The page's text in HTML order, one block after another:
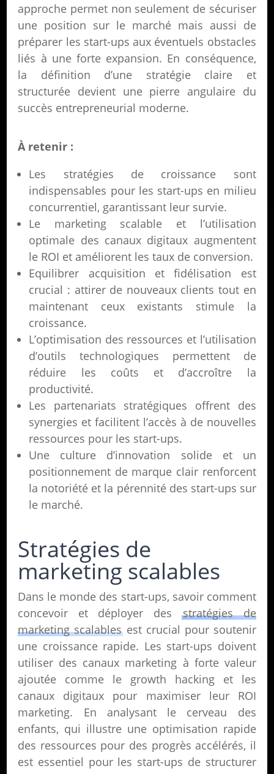
approche permet non seulement de sécuriser
une position sur le marché mais aussi de
préparer les start-ups aux éventuels obstacles
liés à une forte expansion. En conséquence,
la définition d’une stratégie claire et
structurée devient une pierre angulaire du
succès entrepreneurial moderne.
À retenir :
Les stratégies de croissance sont
indispensables pour les start-ups en milieu
concurrentiel, garantissant leur survie.
Le marketing scalable et l’utilisation
optimale des canaux digitaux augmentent
le ROI et améliorent les taux de conversion.
Equilibrer acquisition et fidélisation est
crucial : attirer de nouveaux clients tout en
maintenant ceux existants stimule la
croissance.
L’optimisation des ressources et l’utilisation
d’outils technologiques permettent de
réduire les coûts et d’accroître la
productivité.
Les partenariats stratégiques offrent des
synergies et facilitent l’accès à de nouvelles
ressources pour les start-ups.
Une culture d’innovation solide et un
positionnement de marque clair renforcent
la notoriété et la pérennité des start-ups sur
le marché.
Stratégies de
marketing scalables
Dans le monde des start-ups, savoir comment
concevoir et déployer desstratégies de
marketing scalablesest crucial pour soutenir
une croissance rapide. Les start-ups doivent
utiliser des canaux marketing à forte valeur
ajoutée comme le growth hacking et les
canaux digitaux pour maximiser leur ROI
marketing. En analysant le cerveau des
enfants, qui illustre une optimisation rapide
des ressources pour des progrès accélérés, il
est essentiel pour les start-ups de structurer